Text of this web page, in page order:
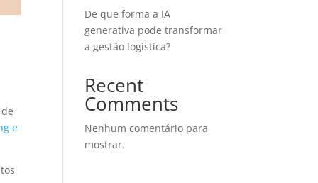
e
De que forma a IA
generativa pode transformar
a gestão logística?
Recent
Comments
Nenhum comentário para
mostrar.